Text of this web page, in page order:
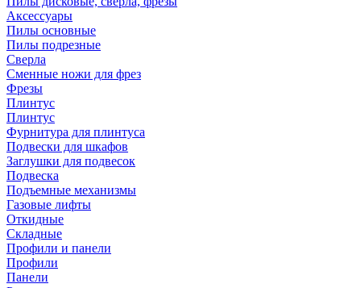
Аксессуары
Пилы основные
Пилы подрезные
Сверла
Сменные ножи для фрез
Фрезы
Плинтус
Плинтус
Фурнитура для плинтуса
Подвески для шкафов
Заглушки для подвесок
Подвеска
Подъемные механизмы
Газовые лифты
Откидные
Складные
Профили и панели
Профили
Панели